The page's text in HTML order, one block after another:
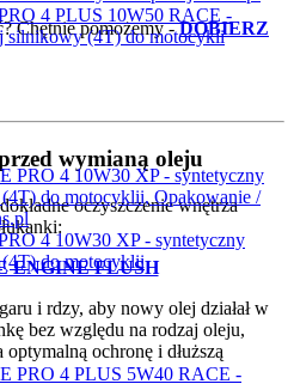
Chętnie pomożemy - DOBIERZ
wymianą oleju
oczyszczenie wnętrza
ENGINE FLUSH
i rdzy, aby nowy olej działał w
bez względu na rodzaj oleju,
ochronę i dłuższą
4 PLUS 10W50 RACE -
silnikowy (4T) do motocykli
4 10W30 XP - syntetyczny
do motocyklii